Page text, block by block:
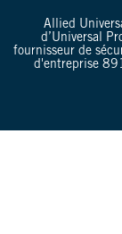
Allied
d’Universal
fournisseur de
d'entreprise